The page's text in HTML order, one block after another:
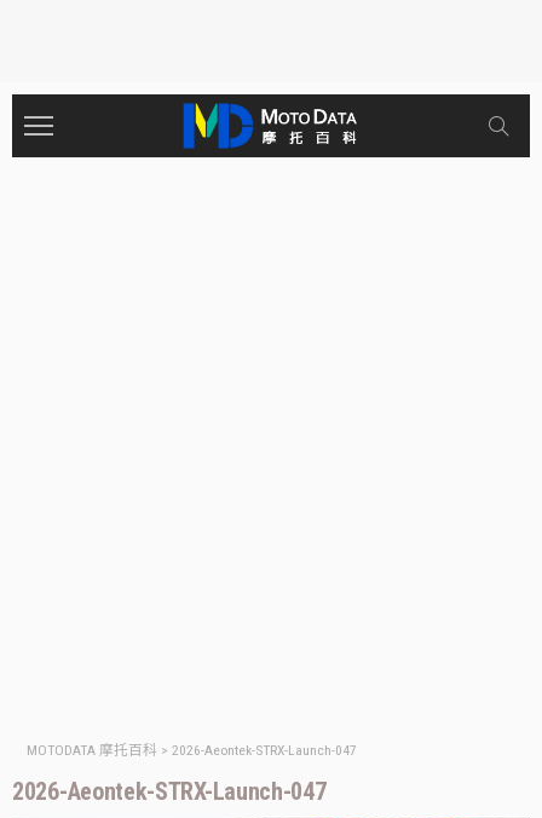
MOTODATA 摩托百科 > 2026-Aeontek-STRX-Launch-047
2026-Aeontek-STRX-Launch-047